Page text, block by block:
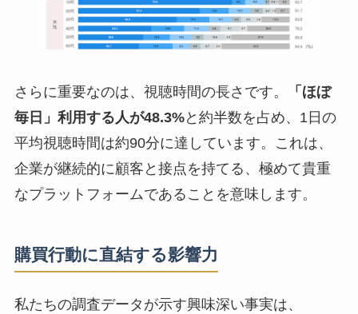
さらに重要なのは、視聴時間の長さです。
「ほぼ
毎日」利用する人が48.3%と約半数を占め、1日の
平均視聴時間は約90分に達しています。これは、
企業が継続的に顧客と接点を持てる、極めて貴重
なプラットフォームであることを意味します。
購買行動に直結する影響力
私たちの調査データが示す興味深い事実は、